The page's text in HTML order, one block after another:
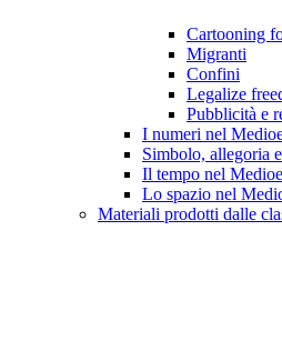
Cartooning
Migranti
Confini
Legalize
Pubblicità e
I numeri nel
Simbolo, allegoria
Il tempo nel
Lo spazio nel
Materiali prodotti dalle